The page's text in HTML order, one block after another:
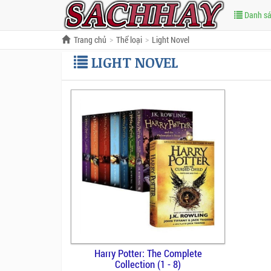
Danh
Trang chủ Thể loại Light Novel
LIGHT NOVEL
Harry Potter: The Complete
Collection (1 - 8)